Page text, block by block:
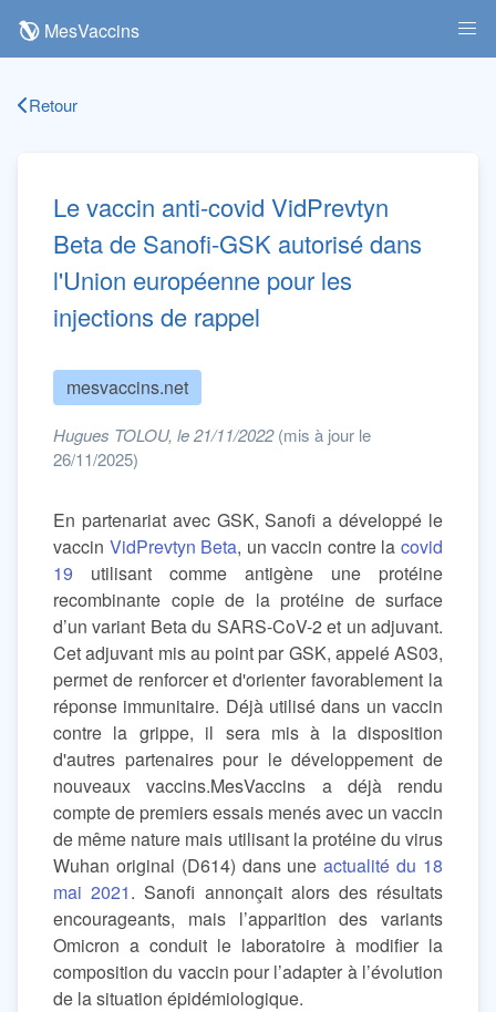
MesVaccins
Retour
Le vaccin anti-covid VidPrevtyn
Beta de Sanofi-GSK autorisé dans
l'Union européenne pour les
injections de rappel
mesvaccins.net
Hugues TOLOU, le 21/11/2022 (mis à jour le
26/11/2025)
En partenariat avec GSK, Sanofi a développé le
vaccin VidPrevtyn Beta, un vaccin contre lacovid
19 utilisant comme antigène une protéine
recombinante copie de la protéine de surface
d’un variant Beta du SARS-CoV-2 et un adjuvant.
Cet adjuvant mis au point par GSK, appelé AS03,
permet de renforcer et d'orienter favorablement la
réponse immunitaire. Déjà utilisé dans un vaccin
contre la grippe, il sera mis à la disposition
d'autres partenaires pour le développement de
nouveaux vaccins.MesVaccins a déjà rendu
compte de premiers essais menés avec un vaccin
de même nature mais utilisant la protéine du virus
Wuhan original (D614) dans uneactualité du 18
mai 2021. Sanofi annonçait alors des résultats
encourageants, mais l’apparition des variants
Omicron a conduit le laboratoire à modifier la
composition du vaccin pour l’adapter à l’évolution
de la situation épidémiologique.